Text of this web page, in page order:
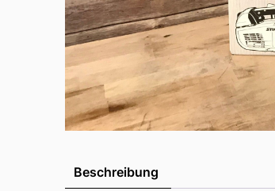
Beschreibung